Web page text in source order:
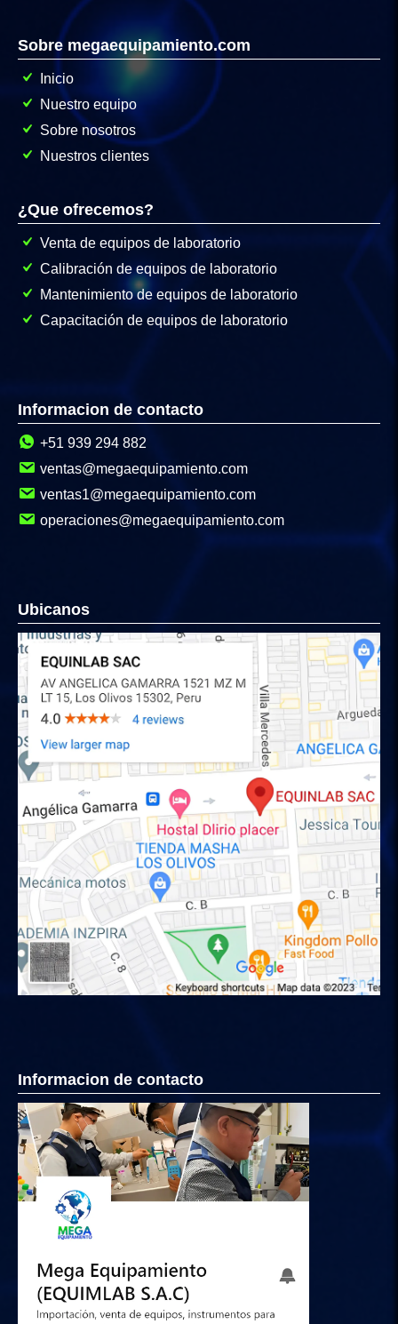
Sobre megaequipamiento.com
Inicio
Nuestro equipo
Sobre nosotros
Nuestros clientes
¿Que ofrecemos?
Venta de equipos de laboratorio
Calibración de equipos de laboratorio
Mantenimiento de equipos de laboratorio
Capacitación de equipos de laboratorio
Informacion de contacto
+51 939 294 882
ventas@megaequipamiento.com
ventas1@megaequipamiento.com
operaciones@megaequipamiento.com
Ubicanos
Informacion de contacto